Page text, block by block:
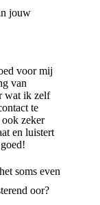
jouw
voor mij
van
wat ik zelf
te
ook zeker
en luistert
soms even
oor?